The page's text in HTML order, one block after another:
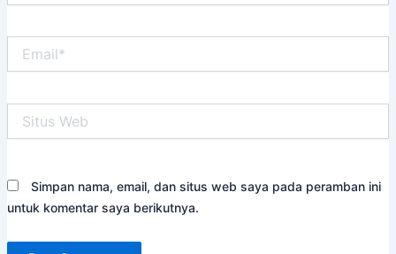
Web
Simpan nama, email, dan situs web saya pada peramban ini
untuk komentar saya berikutnya.